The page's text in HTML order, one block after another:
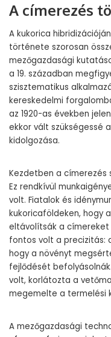
A címerezés
A kukorica
története szorosan
mezőgazdasági
a 19. században
szisztematikus
kereskedelmi
az 1920-as években
ekkor vált szükségessé
kidolgozása.
Kezdetben a címerezés
Ez rendkívül
volt. Fiatalok és
kukoricaföldeken, hogy
eltávolítsák a címereket
fontos volt a precizitás:
hogy a növényt
fejlődését
volt, korlátozta a
megemelte a termelési
A mezőgazdasági